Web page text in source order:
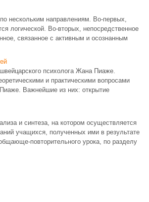
нескольким направлениям. Во-первых,
логической. Во-вторых, непосредственное
связанное с активным и осознанным
психолога Жана Пиаже.
и практическими вопросами
Важнейшие из них: открытие
и синтеза, на котором осуществляется
учащихся, полученных ими в результате
повторительного урока, по разделу